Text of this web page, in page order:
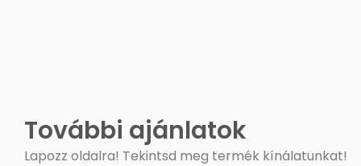
További ajánlatok
Lapozz oldalra! Tekintsd meg termék kínálatunkat!